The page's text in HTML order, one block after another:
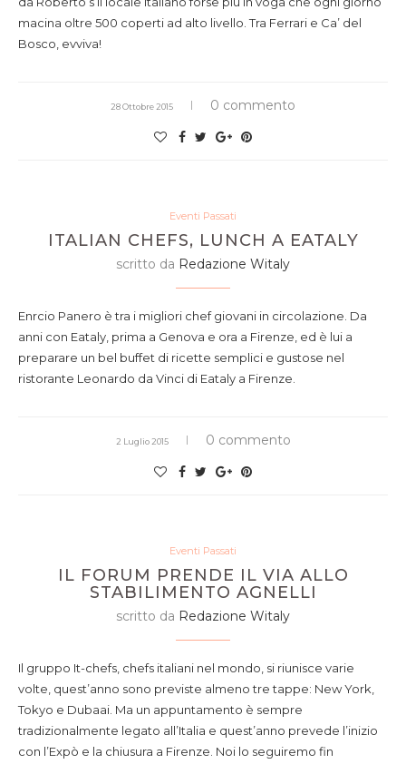
macina oltre 500 coperti ad alto livello. Tra Ferrari e Ca’ del
Bosco, evviva!
28 Ottobre 2015 0 commento
Eventi Passati
ITALIAN CHEFS, LUNCH A EATALY
scritto da Redazione Witaly
Enrcio Panero è tra i migliori chef giovani in circolazione. Da
anni con Eataly, prima a Genova e ora a Firenze, ed è lui a
preparare un bel buffet di ricette semplici e gustose nel
ristorante Leonardo da Vinci di Eataly a Firenze.
2 Luglio 2015 0 commento
Eventi Passati
IL FORUM PRENDE IL VIA ALLO
STABILIMENTO AGNELLI
scritto da Redazione Witaly
Il gruppo It-chefs, chefs italiani nel mondo, si riunisce varie
volte, quest’anno sono previste almeno tre tappe: New York,
Tokyo e Dubaai. Ma un appuntamento è sempre
tradizionalmente legato all’Italia e quest’anno prevede l’inizio
con l’Expò e la chiusura a Firenze. Noi lo seguiremo fin